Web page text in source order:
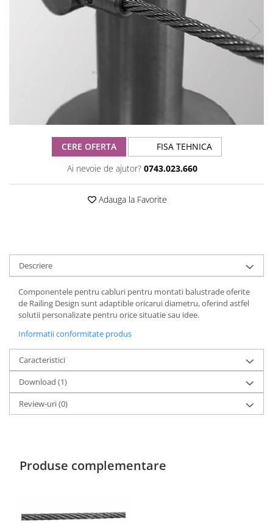
CERE OFERTA
FISA TEHNICA
Ai nevoie de ajutor? 0743.023.660
Adauga la Favorite
Descriere
Componentele pentru cabluri pentru montati balustrade oferite
de Railing Design sunt adaptible oricarui diametru, oferind astfel
solutii personalizate pentru orice situatie sau idee.
Informatii conformitate produs
Caracteristici
Download (1)
Review-uri(0)
Produse complementare